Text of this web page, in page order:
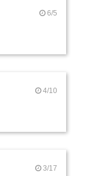
6/5
4/10
3/17